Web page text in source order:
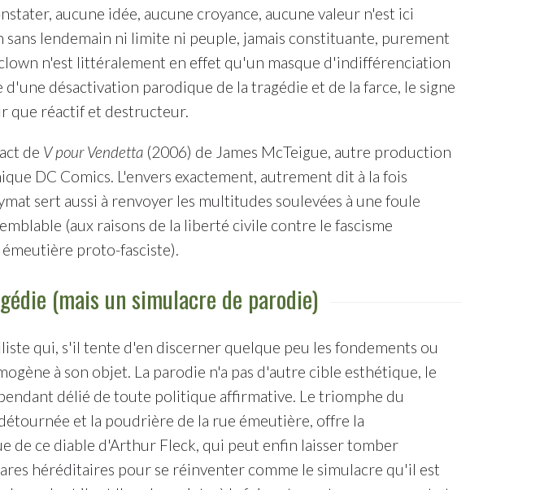
aucune idée, aucune croyance, aucune valeur n'est ici
sans lendemain ni limite ni peuple, jamais constituante, purement
n'est littéralement en effet qu'un masque d'indifférenciation
désactivation parodique de la tragédie et de la farce, le signe
que réactif et destructeur.
de V pour Vendetta(2006) de James McTeigue, autre production
DC Comics. L'envers exactement, autrement dit à la fois
sert aussi à renvoyer les multitudes soulevées à une foule
(aux raisons de la liberté civile contre le fascisme
proto-fasciste).
(mais un simulacre de parodie)
qui, s'il tente d'en discerner quelque peu les fondements ou
à son objet. La parodie n'a pas d'autre cible esthétique, le
délié de toute politique affirmative. Le triomphe du
et la poudrière de la rue émeutière, offre la
de ce diable d'Arthur Fleck, qui peut enfin laisser tomber
héréditaires pour se réinventer comme le simulacre qu'il est